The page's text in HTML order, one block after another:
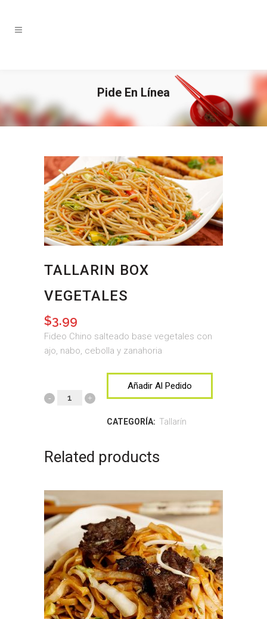
Pide En Línea
TALLARIN BOX
VEGETALES
$3.99
Fideo Chino salteado base vegetales con
ajo, nabo, cebolla y zanahoria
Añadir Al Pedido
CATEGORÍA: Tallarín
Related products